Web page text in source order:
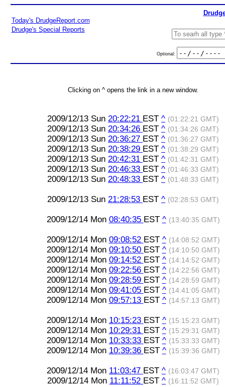
Today's DrudgeReport.com
Drudge's Special Reports
Optional:
Clicking on ^ opens the link in a new window.
2009/12/13 Sun 20:22:21 EST ^ (01:22:21 GMT)
2009/12/13 Sun 20:34:26 EST ^ (01:34:26 GMT)
2009/12/13 Sun 20:36:27 EST ^ (01:36:27 GMT)
2009/12/13 Sun 20:38:29 EST ^ (01:38:29 GMT)
2009/12/13 Sun 20:42:31 EST ^ (01:42:31 GMT)
2009/12/13 Sun 20:46:33 EST ^ (01:46:33 GMT)
2009/12/13 Sun 20:48:33 EST ^ (01:48:33 GMT)
2009/12/13 Sun 21:28:53 EST ^ (02:28:53 GMT)
2009/12/14 Mon 08:40:35 EST ^ (13:40:35 GMT)
2009/12/14 Mon 09:08:52 EST ^ (14:08:52 GMT)
2009/12/14 Mon 09:10:50 EST ^ (14:10:50 GMT)
2009/12/14 Mon 09:14:52 EST ^ (14:14:52 GMT)
2009/12/14 Mon 09:22:56 EST ^ (14:22:56 GMT)
2009/12/14 Mon 09:28:59 EST ^ (14:28:59 GMT)
2009/12/14 Mon 09:41:05 EST ^ (14:41:05 GMT)
2009/12/14 Mon 09:57:13 EST ^ (14:57:13 GMT)
2009/12/14 Mon 10:15:23 EST ^ (15:15:23 GMT)
2009/12/14 Mon 10:29:31 EST ^ (15:29:31 GMT)
2009/12/14 Mon 10:33:33 EST ^ (15:33:33 GMT)
2009/12/14 Mon 10:39:36 EST ^ (15:39:36 GMT)
2009/12/14 Mon 11:03:47 EST ^ (16:03:47 GMT)
2009/12/14 Mon 11:11:52 EST ^ (16:11:52 GMT)